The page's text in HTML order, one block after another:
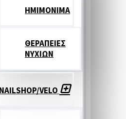
ΗΜΙΜΟΝΙΜΑ
ΘΕΡΑΠΕΙΕΣ
ΝΥΧΙΩΝ
NAILSHOP/VELO